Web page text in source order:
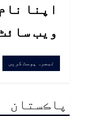
اپنا
ویب
پاڪستان